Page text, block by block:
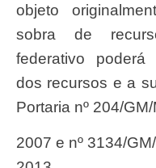
objeto
sobra de
federativo poderá
dos recursos e a
Portaria nº 204/
2007 e nº 3134/GM/MS, de 17 de dezembro de